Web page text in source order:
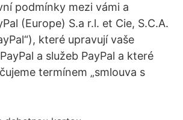
podmínky mezi vámi a
(Europe) S.a r.l. et Cie, S.C.A.
které upravují vaše
a služeb PayPal a které
termínem „smlouva s